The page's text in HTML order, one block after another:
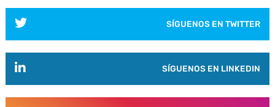
SÍGUENOS EN TWITTER
SÍGUENOS EN LINKEDIN